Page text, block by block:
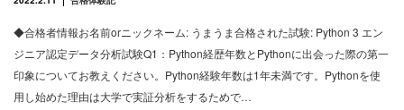
◆合格者情報お名前orニックネーム: うまうま合格された試験: Python 3 エン
ジニア認定データ分析試験Q1：Python経歴年数とPythonに出会った際の第一
印象についてお教えください。Python経験年数は1年未満です。Pythonを使
用し始めた理由は大学で実証分析をするためで…